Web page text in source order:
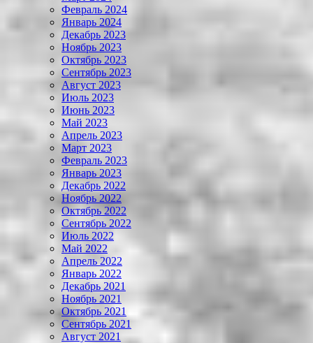
Февраль 2024
Январь 2024
Декабрь 2023
Ноябрь 2023
Октябрь 2023
Сентябрь 2023
Август 2023
Июль 2023
Июнь 2023
Май 2023
Апрель 2023
Март 2023
Февраль 2023
Январь 2023
Декабрь 2022
Ноябрь 2022
Октябрь 2022
Сентябрь 2022
Июль 2022
Май 2022
Апрель 2022
Январь 2022
Декабрь 2021
Ноябрь 2021
Октябрь 2021
Сентябрь 2021
Август 2021